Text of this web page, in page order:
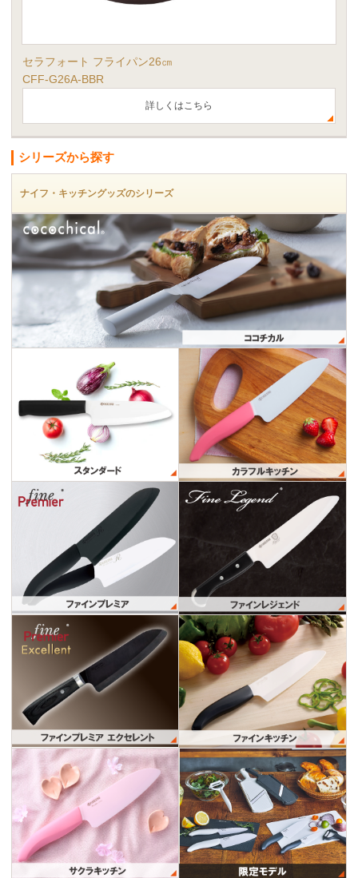
セラフォート フライパン26㎝
CFF-G26A-BBR
詳しくはこちら
シリーズから探す
ナイフ・キッチングッズのシリーズ